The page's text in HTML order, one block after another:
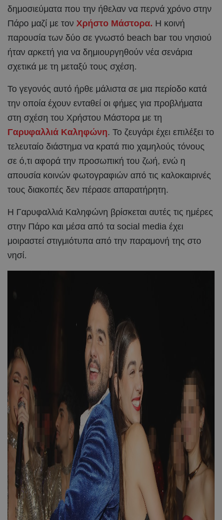
δημοσιεύματα που την ήθελαν να περνά χρόνο στην
Πάρο μαζί με τον Χρήστο Μάστορα. Η κοινή
παρουσία των δύο σε γνωστό beach bar του νησιού
ήταν αρκετή για να δημιουργηθούν νέα σενάρια
σχετικά με τη μεταξύ τους σχέση.
Το γεγονός αυτό ήρθε μάλιστα σε μια περίοδο κατά
την οποία έχουν ενταθεί οι φήμες για προβλήματα
στη σχέση του Χρήστου Μάστορα με τη
Γαρυφαλλιά Καληφώνη. Το ζευγάρι έχει επιλέξει το
τελευταίο διάστημα να κρατά πιο χαμηλούς τόνους
σε ό,τι αφορά την προσωπική του ζωή, ενώ η
απουσία κοινών φωτογραφιών από τις καλοκαιρινές
τους διακοπές δεν πέρασε απαρατήρητη.
Η Γαρυφαλλιά Καληφώνη βρίσκεται αυτές τις ημέρες
στην Πάρο και μέσα από τα social media έχει
μοιραστεί στιγμιότυπα από την παραμονή της στο
νησί.